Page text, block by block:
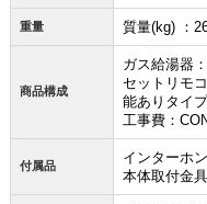
重量 質量(kg) ：
商品構成
ガス給湯器
セットリモ
能ありタイプ
工事費：
付属品
インターホ
本体取付金具